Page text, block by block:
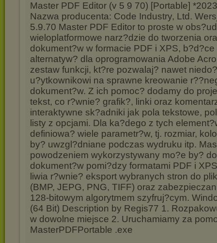
Master PDF Editor (v 5 9 70) [Portable]
Nazwa producenta: Code Industry, Ltd.
5.9.70 Master PDF Editor to proste w
wieloplatformowe narz?dzie do tworzenia
dokument?w w formacie PDF i XPS,
alternatyw? dla oprogramowania Adobe
zestaw funkcji, kt?re pozwalaj? nawet
u?ytkownikowi na sprawne kreowanie
dokument?w. Z ich pomoc? dodamy do
tekst, co r?wnie? grafik?, linki oraz
interaktywne sk?adniki jak pola tekstowe,
listy z opcjami. Dla ka?dego z tych
definiowa? wiele parametr?w, tj. rozmiar,
by? uwzgl?dniane podczas wydruku itp.
powodzeniem wykorzystywany mo?e by?
dokument?w pomi?dzy formatami PDF i
liwia r?wnie? eksport wybranych stron do
(BMP, JEPG, PNG, TIFF) oraz
128-bitowym algorytmem szyfruj?cym.
(64 Bit) Description by Regis77 1.
w dowolne miejsce 2. Uruchamiamy za
MasterPDFPortable .exe